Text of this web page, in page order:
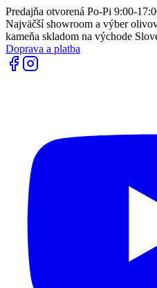
Predajňa otvorená Po-Pi 9:00-
Najväčší showroom a výber
kameňa skladom na východe
Doprava a platba